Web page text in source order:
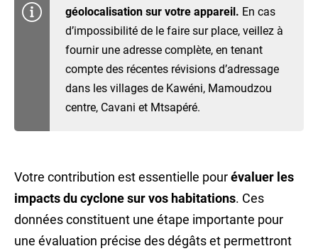
géolocalisation sur votre appareil. En cas
d’impossibilité de le faire sur place, veillez à
fournir une adresse complète, en tenant
compte des récentes révisions d’adressage
dans les villages de Kawéni, Mamoudzou
centre, Cavani et Mtsapéré.
Votre contribution est essentielle pourévaluer les
impacts du cyclone sur vos habitations. Ces
données constituent une étape importante pour
une évaluation précise des dégâts et permettront